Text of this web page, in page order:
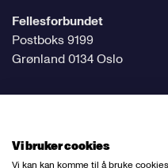
Fellesforbundet
Postboks 9199
Grønland 0134 Oslo
Følg oss på sosiale
Vi bruker cookies
Vi kan kan komme til å bruke